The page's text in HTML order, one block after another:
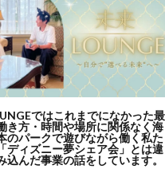
ではこれまでになかった最
き方・時間や場所に関係なく海
のパークで遊びながら働く私た
ディズニー夢シェア会」とは違
込んだ事業の話をしています。